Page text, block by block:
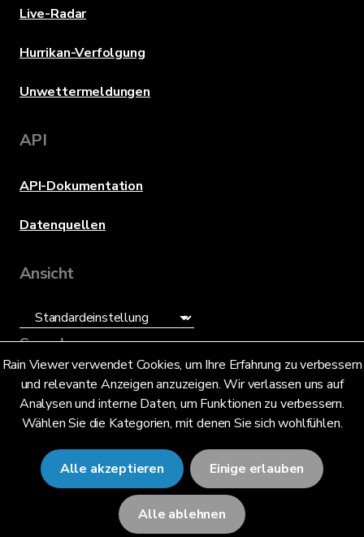
Rain Viewer verwendet Cookies, um Ihre Erfahrung zu verbessern
und relevante Anzeigen anzuzeigen. Wir verlassen uns auf
Analysen und interne Daten, um Funktionen zu verbessern.
Wählen Sie die Kategorien, mit denen Sie sich wohlfühlen.
Alle akzeptieren Einige erlauben
Alle ablehnen
Live-Radar
Hurrikan-Verfolgung
Unwettermeldungen
API
API-Dokumentation
Datenquellen
Ansicht
Sprache
Deutsch (DE)
© 2026 RainViewer,MeteoLab Inc.
Datenschutzhinweis